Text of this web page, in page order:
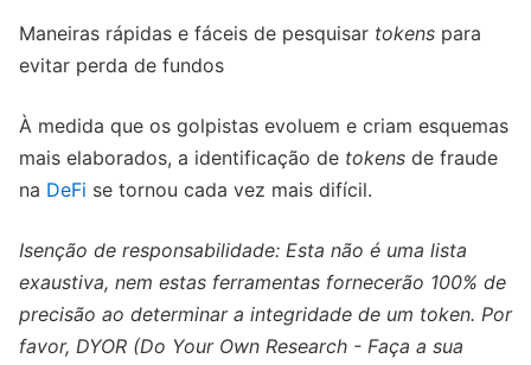
Maneiras rápidas e fáceis de pesquisar tokens para
evitar perda de fundos
À medida que os golpistas evoluem e criam esquemas
mais elaborados, a identificação de tokens de fraude
na DeFi se tornou cada vez mais difícil.
Isenção de responsabilidade: Esta não é uma lista
exaustiva, nem estas ferramentas fornecerão 100% de
precisão ao determinar a integridade de um token. Por
favor, DYOR (Do Your Own Research - Faça a sua